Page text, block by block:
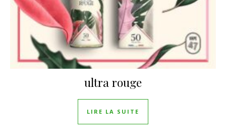
ultra rouge
LIRE LA SUITE